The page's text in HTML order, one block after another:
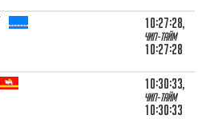
10:27:28,
Чип-тайм
10:27:28
10:30:33,
Чип-тайм
10:30:33